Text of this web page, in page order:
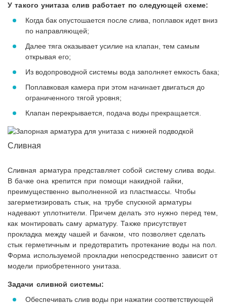
У такого унитаза слив работает по следующей схеме:
Когда бак опустошается после слива, поплавок идет вниз
по направляющей;
Далее тяга оказывает усилие на клапан, тем самым
открывая его;
Из водопроводной системы вода заполняет емкость бака;
Поплавковая камера при этом начинает двигаться до
ограниченного тягой уровня;
Клапан перекрывается, подача воды прекращается.
Сливная
Сливная арматура представляет собой систему слива воды.
В бачке она крепится при помощи накидной гайки,
преимущественно выполненной из пластмассы. Чтобы
загерметизировать стык, на трубе спускной арматуры
надевают уплотнители. Причем делать это нужно перед тем,
как монтировать саму арматуру. Также присутствует
прокладка между чашей и бачком, что позволяет сделать
стык герметичным и предотвратить протекание воды на пол.
Форма используемой прокладки непосредственно зависит от
модели приобретенного унитаза.
Задачи сливной системы:
Обеспечивать слив воды при нажатии соответствующей